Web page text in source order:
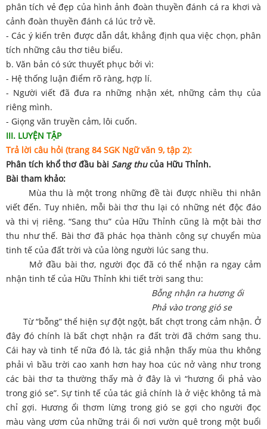
phân tích vẻ đẹp của hình ảnh đoàn thuyền đánh cá ra khơi và
cảnh đoàn thuyền đánh cá lúc trở về.
- Các ý kiến trên được dẫn dắt, khẳng định qua việc chọn, phân
tích những câu thơ tiêu biểu.
b. Văn bản có sức thuyết phục bởi vì:
- Hệ thống luận điểm rõ ràng, hợp lí.
- Người viết đã đưa ra những nhận xét, những cảm thụ của
riêng mình.
- Giọng văn truyền cảm, lôi cuốn.
III. LUYỆN TẬP
Trả lời câu hỏi (trang 84 SGK Ngữ văn 9, tập 2):
Phân tích khổ thơ đầu bài Sang thucủa Hữu Thỉnh.
Bài tham khảo:
Mùa thu là một trong những đề tài được nhiều thi nhân
viết đến. Tuy nhiên, mỗi bài thơ thu lại có những nét độc đáo
và thi vị riêng. “Sang thu” của Hữu Thỉnh cũng là một bài thơ
thu như thế. Bài thơ đã phác họa thành công sự chuyển mùa
tinh tế của đất trời và của lòng người lúc sang thu.
Mở đầu bài thơ, người đọc đã có thể nhận ra ngay cảm
nhận tinh tế của Hữu Thỉnh khi tiết trời sang thu:
Bỗng nhận ra hương ổi
Phả vào trong gió se
Từ “bỗng” thể hiện sự đột ngột, bất chợt trong cảm nhận. Ở
đây đó chính là bất chợt nhận ra đất trời đã chớm sang thu.
Cái hay và tinh tế nữa đó là, tác giả nhận thấy mùa thu không
phải vì bầu trời cao xanh hơn hay hoa cúc nở vàng như trong
các bài thơ ta thường thấy mà ở đây là vì “hương ổi phả vào
trong gió se”. Sự tinh tế của tác giả chính là ở việc không tả mà
chỉ gợi. Hương ổi thơm lừng trong gió se gợi cho người đọc
màu vàng ươm của những trái ổi nơi vườn quê trong một buổi